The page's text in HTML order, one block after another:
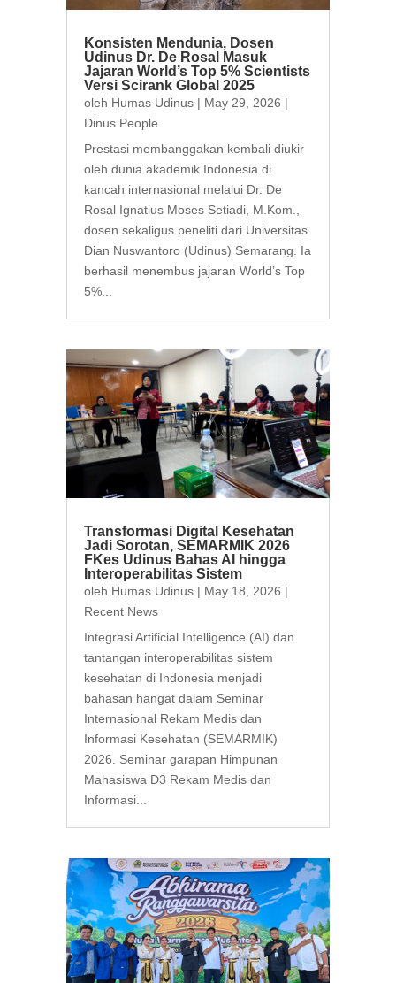
Konsisten Mendunia, Dosen
Udinus Dr. De Rosal Masuk
Jajaran World’s Top 5% Scientists
Versi Scirank Global 2025
oleh Humas Udinus| May 29, 2026 |
Dinus People
Prestasi membanggakan kembali diukir
oleh dunia akademik Indonesia di
kancah internasional melalui Dr. De
Rosal Ignatius Moses Setiadi, M.Kom.,
dosen sekaligus peneliti dari Universitas
Dian Nuswantoro (Udinus) Semarang. Ia
berhasil menembus jajaran World’s Top
5%...
Transformasi Digital Kesehatan
Jadi Sorotan, SEMARMIK 2026
FKes Udinus Bahas AI hingga
Interoperabilitas Sistem
oleh Humas Udinus| May 18, 2026 |
Recent News
Integrasi Artificial Intelligence (AI) dan
tantangan interoperabilitas sistem
kesehatan di Indonesia menjadi
bahasan hangat dalam Seminar
Internasional Rekam Medis dan
Informasi Kesehatan (SEMARMIK)
2026. Seminar garapan Himpunan
Mahasiswa D3 Rekam Medis dan
Informasi...